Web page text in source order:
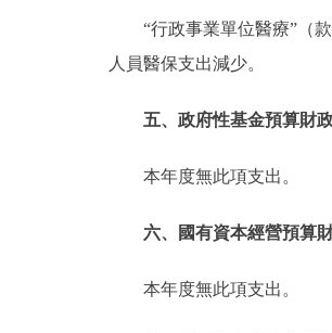
“行政事業單位醫療”（
人員醫保支出減少。
五、政府性基金預算財
本年度無此項支出。
六、國有資本經營預算
本年度無此項支出。